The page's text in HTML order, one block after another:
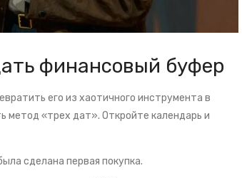
финансовый буфер
его из хаотичного инструмента в
метод «трех дат». Откройте календарь и
сделана первая покупка.